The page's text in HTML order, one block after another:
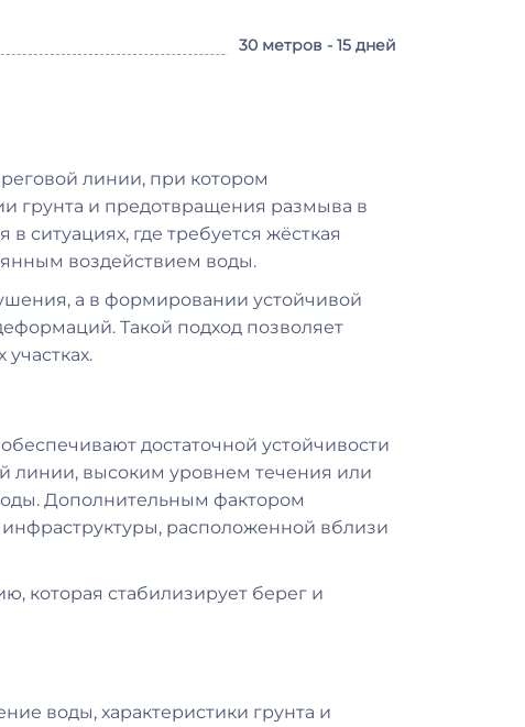
30 метров - 15 дней
линии, при котором
грунта и предотвращения размыва в
ситуациях, где требуется жёсткая
воздействием воды.
а в формировании устойчивой
Такой подход позволяет
достаточной устойчивости
линии, высоким уровнем течения или
Дополнительным фактором
инфраструктуры, расположенной вблизи
которая стабилизирует берег и
воды, характеристики грунта и